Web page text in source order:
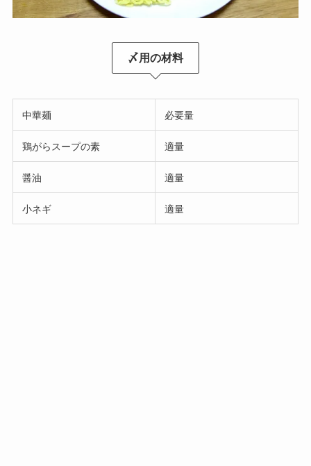
〆用の材料
中華麺 必要量
鶏がらスープの素 適量
醤油 適量
小ネギ 適量